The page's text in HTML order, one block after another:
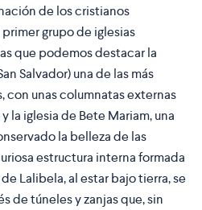
de los cristianos
grupo de iglesias
que podemos destacar la
Salvador) una de las más
con unas columnatas externas
la iglesia de Bete Mariam, una
la belleza de las
estructura interna formada
Lalibela, al estar bajo tierra, se
de túneles y zanjas que, sin